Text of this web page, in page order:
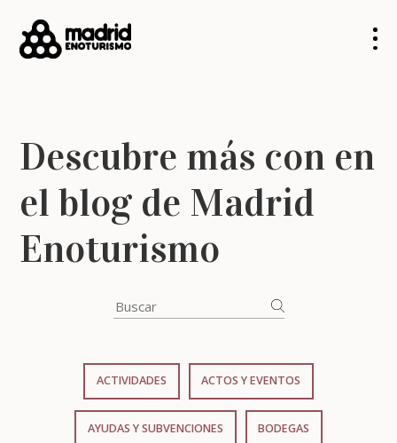
Descubre más con en
el blog de Madrid
Enoturismo
ACTIVIDADES ACTOS Y EVENTOS
AYUDAS Y SUBVENCIONES BODEGAS